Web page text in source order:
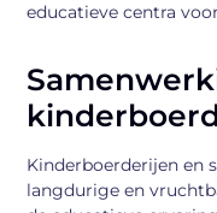
educatieve centra
Kinderboerderijen en
langdurige en